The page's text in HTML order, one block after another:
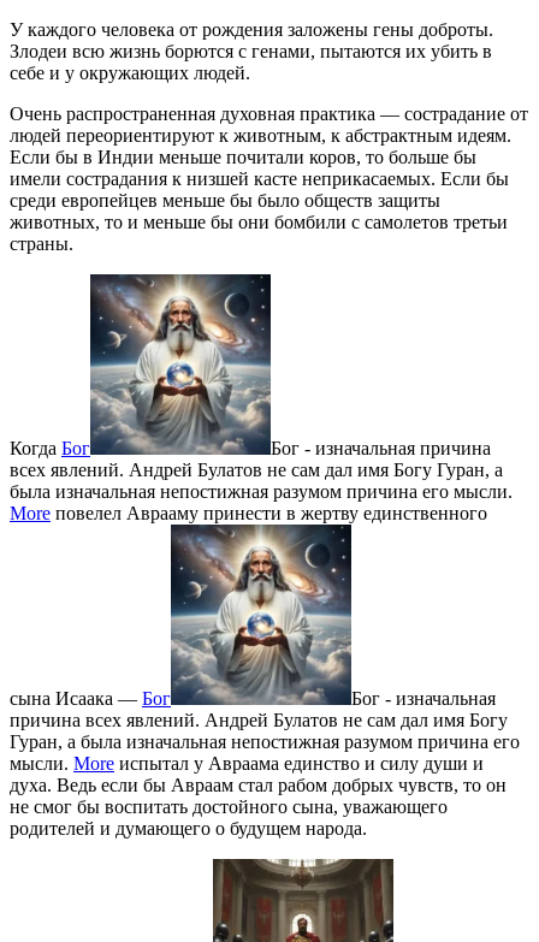
У каждого человека от рождения заложены гены доброты.
Злодеи всю жизнь борются с генами, пытаются их убить в
себе и у окружающих людей.
Очень распространенная духовная практика — сострадание от
людей переориентируют к животным, к абстрактным идеям.
Если бы в Индии меньше почитали коров, то больше бы
имели сострадания к низшей касте неприкасаемых. Если бы
среди европейцев меньше бы было обществ защиты
животных, то и меньше бы они бомбили с самолетов третьи
страны.
Когда Бог
Бог - изначальная причина
всех явлений. Андрей Булатов не сам дал имя Богу Гуран, а
была изначальная непостижная разумом причина его мысли.
More повелел Аврааму принести в жертву единственного
сына Исаака — Бог
Бог - изначальная
причина всех явлений. Андрей Булатов не сам дал имя Богу
Гуран, а была изначальная непостижная разумом причина его
мысли. More испытал у Авраама единство и силу души и
духа. Ведь если бы Авраам стал рабом добрых чувств, то он
не смог бы воспитать достойного сына, уважающего
родителей и думающего о будущем народа.